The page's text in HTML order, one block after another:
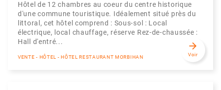
Hôtel de 12 chambres au coeur du centre historique
d'une commune touristique. Idéalement situé près du
littoral, cet hôtel comprend : Sous-sol : Local
électrique, local chauffage, réserve Rez-de-chaussée :
Hall d'entré...
VENTE - HÔTEL - HÔTEL RESTAURANT MORBIHAN
arrow_forward
Voir